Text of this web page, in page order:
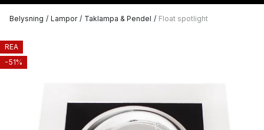
Belysning / Lampor / Taklampa & Pendel / Float spotlight
REA
-51%